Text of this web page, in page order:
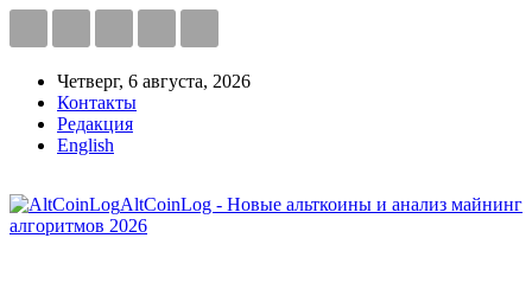
Четверг, 6 августа, 2026
Контакты
Редакция
English
AltCoinLog - Новые альткоины и анализ майнинг
алгоритмов 2026